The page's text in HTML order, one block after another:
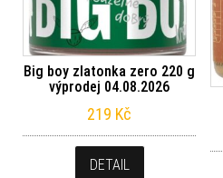
Big boy zlatonka zero 220 g
výprodej 04.08.2026
219 Kč
DETAIL